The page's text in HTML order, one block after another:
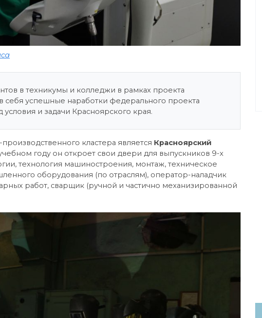
в техникумы и колледжи в рамках проекта
себя успешные наработки федерального проекта
и задачи Красноярского края.
кластера является Красноярский
году он откроет свои двери для выпускников 9-х
технология машиностроения, монтаж, техническое
оборудования (по отраслям), оператор-наладчик
работ, сварщик (ручной и частично механизированной